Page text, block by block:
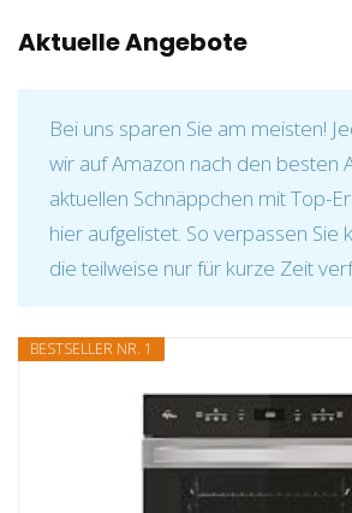
Aktuelle Angebote
Bei uns sparen Sie am meisten!
wir auf Amazon nach den besten
aktuellen Schnäppchen mit Top-
hier aufgelistet. So verpassen Sie
die teilweise nur für kurze Zeit
BESTSELLER NR. 1